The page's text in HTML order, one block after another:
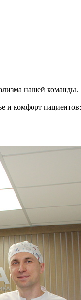
нашей команды.
и комфорт пациентов: